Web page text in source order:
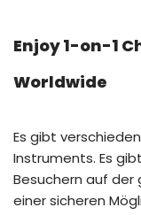
Enjoy 1-on-1
Worldwide
Es gibt
Instruments. Es
Besuchern auf der
einer sicheren